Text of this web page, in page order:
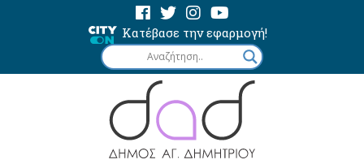
Κατέβασε την εφαρμογή!